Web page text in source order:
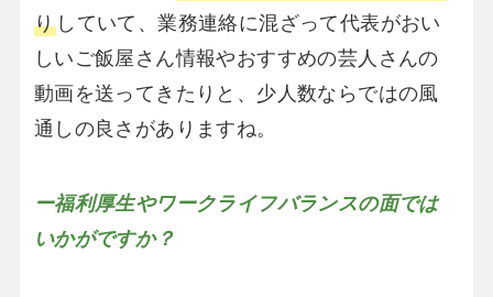
り していて、業務連絡に混ざって代表がおい
しいご飯屋さん情報やおすすめの芸人さんの
動画を送ってきたりと、少人数ならではの風
通しの良さがありますね。
ー福利厚生やワークライフバランスの面では
いかがですか？